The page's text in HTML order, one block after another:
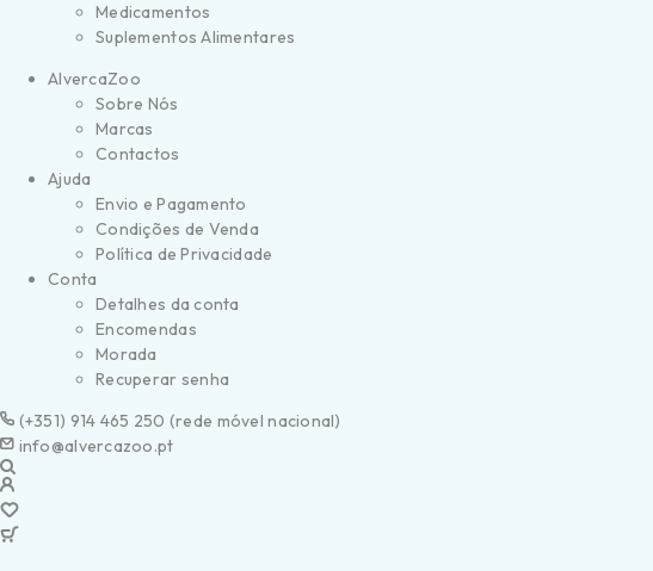
Medicamentos
Suplementos Alimentares
AlvercaZoo
Sobre Nós
Marcas
Contactos
Ajuda
Envio e Pagamento
Condições de Venda
Política de Privacidade
Conta
Detalhes da conta
Encomendas
Morada
Recuperar senha
(+351) 914 465 250 (rede móvel nacional)
info@alvercazoo.pt